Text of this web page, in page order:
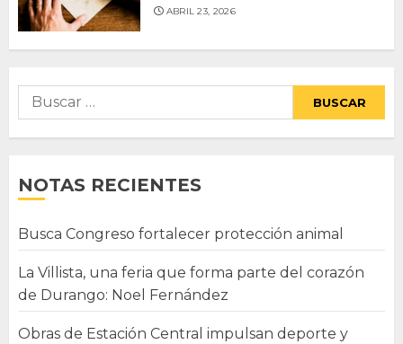
ABRIL 23, 2026
Buscar:
NOTAS RECIENTES
Busca Congreso fortalecer protección animal
La Villista, una feria que forma parte del corazón
de Durango: Noel Fernández
Obras de Estación Central impulsan deporte y